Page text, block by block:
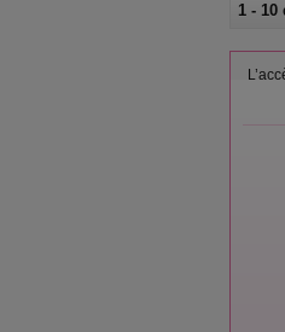
1 - 10